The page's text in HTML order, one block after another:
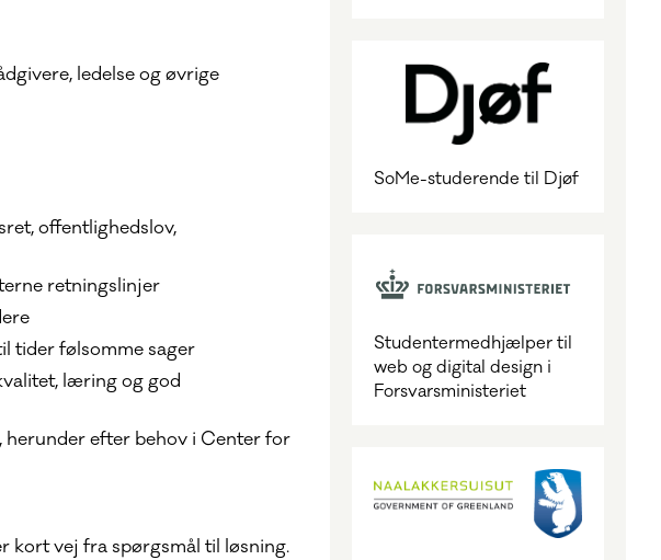
ledelse og øvrige
offentlighedslov,
retningslinjer
tider følsomme sager
læring og god
efter behov i Center for
kort vej fra spørgsmål til løsning.
SoMe-studerende til Djøf
Studentermedhjælper til
web og digital design i
Forsvarsministeriet